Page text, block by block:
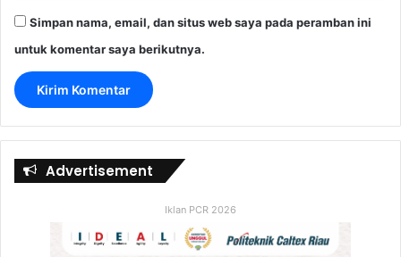
Simpan nama, email, dan situs web saya pada peramban ini
untuk komentar saya berikutnya.
Advertisement
Iklan PCR 2026